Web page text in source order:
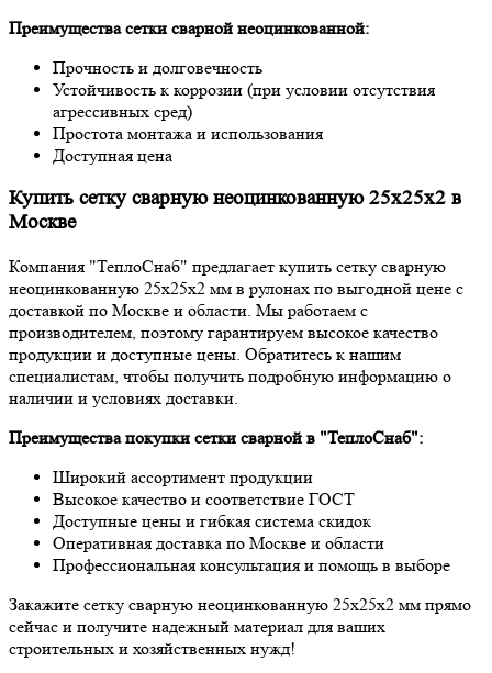
Преимущества сетки сварной неоцинкованной:
Прочность и долговечность
Устойчивость к коррозии (при условии отсутствия
агрессивных сред)
Простота монтажа и использования
Доступная цена
Купить сетку сварную неоцинкованную 25х25х2 в
Москве
Компания "ТеплоСнаб" предлагает купить сетку сварную
неоцинкованную 25х25х2 мм в рулонах по выгодной цене с
доставкой по Москве и области. Мы работаем с
производителем, поэтому гарантируем высокое качество
продукции и доступные цены. Обратитесь к нашим
специалистам, чтобы получить подробную информацию о
наличии и условиях доставки.
Преимущества покупки сетки сварной в "ТеплоСнаб":
Широкий ассортимент продукции
Высокое качество и соответствие ГОСТ
Доступные цены и гибкая система скидок
Оперативная доставка по Москве и области
Профессиональная консультация и помощь в выборе
Закажите сетку сварную неоцинкованную 25х25х2 мм прямо
сейчас и получите надежный материал для ваших
строительных и хозяйственных нужд!